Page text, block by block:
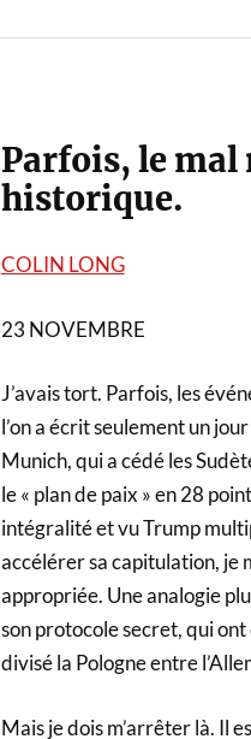
Parfois, le mal
historique.
COLIN LONG
23 NOVEMBRE
J’avais tort. Parfois, les
l’on a écrit seulement un
Munich, qui a cédé les
le « plan de paix » en 28
intégralité et vu Trump
accélérer sa capitulation, je
appropriée. Une analogie
son protocole secret, qui
divisé la Pologne entre
Mais je dois m’arrêter là. Il